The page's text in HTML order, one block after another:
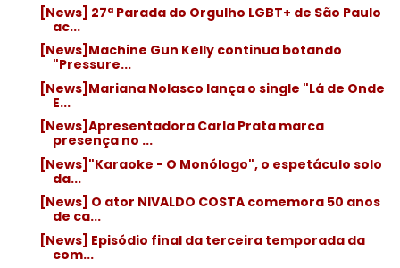
[News] 27ª Parada do Orgulho LGBT+ de São Paulo
ac...
[News]Machine Gun Kelly continua botando
"Pressure...
[News]Mariana Nolasco lança o single "Lá de Onde
E...
[News]Apresentadora Carla Prata marca
presença no ...
[News]"Karaoke - O Monólogo", o espetáculo solo
da...
[News] O ator NIVALDO COSTA comemora 50 anos
de ca...
[News] Episódio final da terceira temporada da
com...